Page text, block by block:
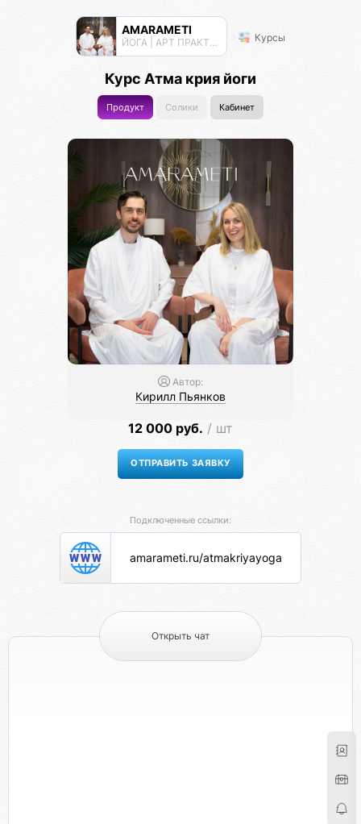
AMARAMETI
ЙОГА | АРТ ПРАКТИКИ | МЕДИТАЦИИ Курсы
Курс Атма крия йоги
Продукт Солики Кабинет
Автор:
Кирилл Пьянков
12 000 руб. / шт
Подключенные ссылки:
amarameti.ru/atmakriyayoga
Открыть чат